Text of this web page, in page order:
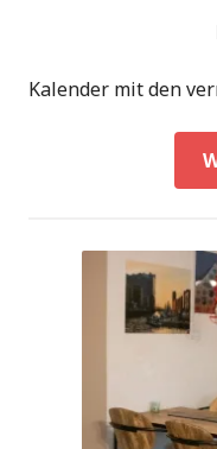
Kalender mit den